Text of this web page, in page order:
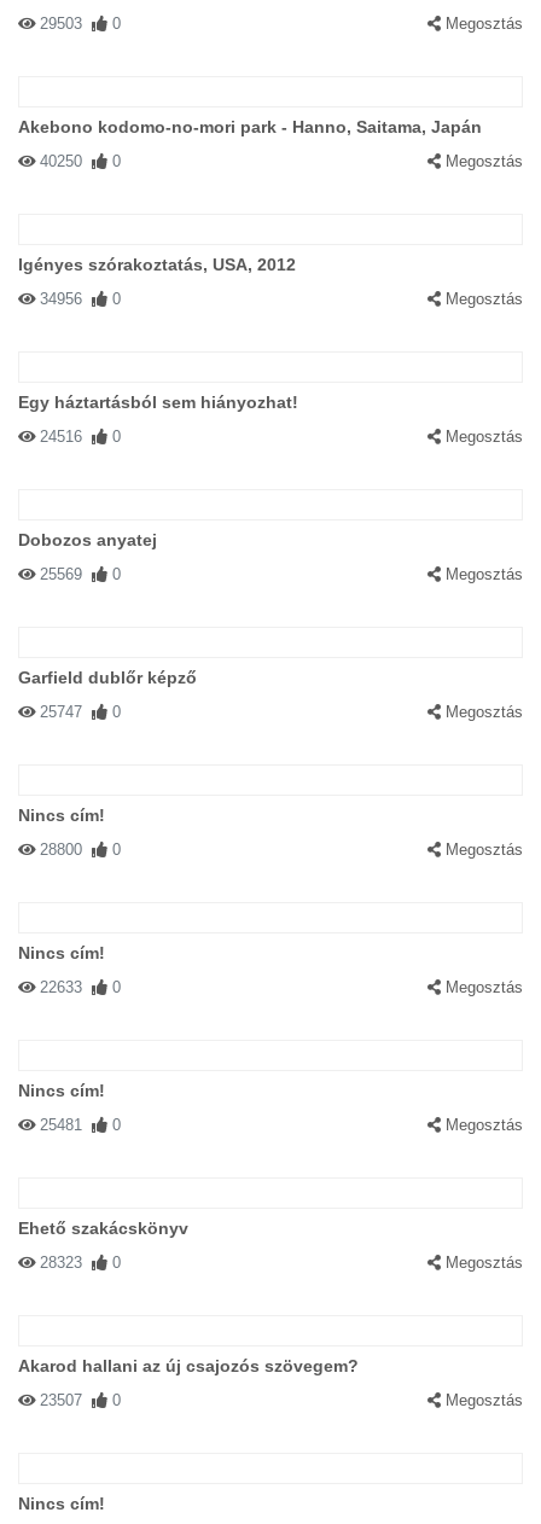
29503 0 Megosztás
Akebono kodomo-no-mori park - Hanno, Saitama, Japán
40250 0 Megosztás
Igényes szórakoztatás, USA, 2012
34956 0 Megosztás
Egy háztartásból sem hiányozhat!
24516 0 Megosztás
Dobozos anyatej
25569 0 Megosztás
Garfield dublőr képző
25747 0 Megosztás
Nincs cím!
28800 0 Megosztás
Nincs cím!
22633 0 Megosztás
Nincs cím!
25481 0 Megosztás
Ehető szakácskönyv
28323 0 Megosztás
Akarod hallani az új csajozós szövegem?
23507 0 Megosztás
Nincs cím!